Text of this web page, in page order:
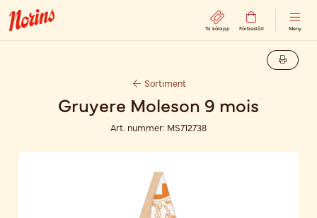
Ta kölapp Förbeställ Meny
Sortiment
Gruyere Moleson 9 mois
Art. nummer: MS712738